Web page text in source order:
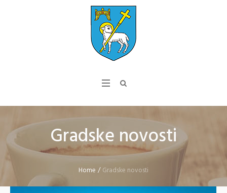
Gradske novosti
Home /Gradske novosti